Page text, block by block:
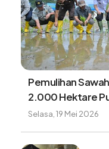
Tangki BBM
Kendaran,
Minggu, 9 Agustus